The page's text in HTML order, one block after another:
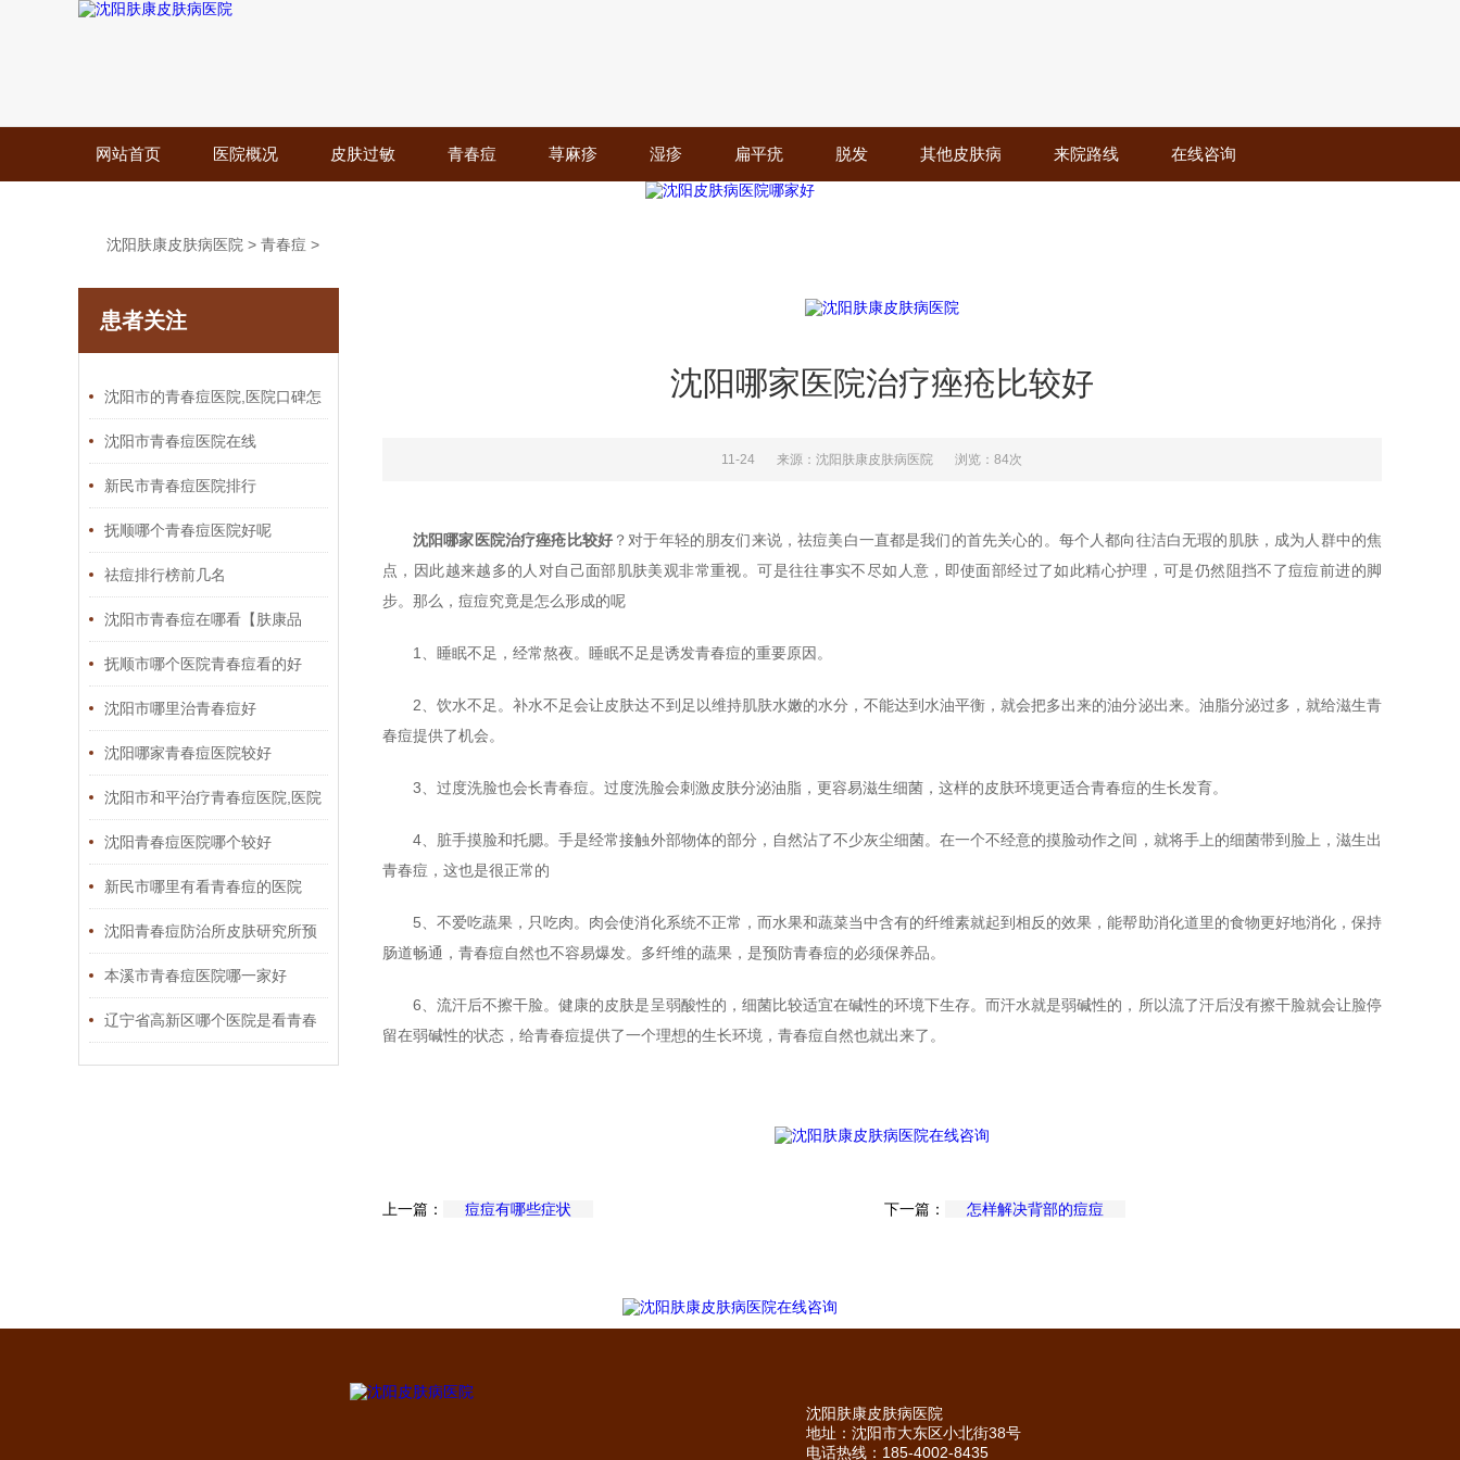
网站首页 医院概况 皮肤过敏 青春痘 荨麻疹 湿疹 扁平疣 脱发 其他皮肤病 来院路线 在线咨询
沈阳肤康皮肤病医院 > 青春痘 >
患者关注
沈阳市的青春痘医院,医院口碑怎
么样沈阳市青春痘医院在线
新民市青春痘医院排行
抚顺哪个青春痘医院好呢
祛痘排行榜前几名
沈阳市青春痘在哪看【肤康品
质】抚顺市哪个医院青春痘看的好
沈阳市哪里治青春痘好
沈阳哪家青春痘医院较好
沈阳市和平治疗青春痘医院,医院
口碑怎么样
沈阳青春痘医院哪个较好
新民市哪里有看青春痘的医院
沈阳青春痘防治所皮肤研究所预
约挂号
本溪市青春痘医院哪一家好
辽宁省高新区哪个医院是看青春
痘专科
沈阳哪家医院治疗痤疮比较好
11-24 来源：沈阳肤康皮肤病医院 浏览：84次
沈阳哪家医院治疗痤疮比较好 ？对于年轻的朋友们来说，祛痘美白一直都是我们的首先关心的。每个人都向往洁白无瑕的肌肤，成为人群中的焦
点，因此越来越多的人对自己面部肌肤美观非常重视。可是往往事实不尽如人意，即使面部经过了如此精心护理，可是仍然阻挡不了痘痘前进的脚
步。那么，痘痘究竟是怎么形成的呢
1、睡眠不足，经常熬夜。睡眠不足是诱发青春痘的重要原因。
2、饮水不足。补水不足会让皮肤达不到足以维持肌肤水嫩的水分，不能达到水油平衡，就会把多出来的油分泌出来。油脂分泌过多，就给滋生青
春痘提供了机会。
3、过度洗脸也会长青春痘。过度洗脸会刺激皮肤分泌油脂，更容易滋生细菌，这样的皮肤环境更适合青春痘的生长发育。
4、脏手摸脸和托腮。手是经常接触外部物体的部分，自然沾了不少灰尘细菌。在一个不经意的摸脸动作之间，就将手上的细菌带到脸上，滋生出
青春痘，这也是很正常的
5、不爱吃蔬果，只吃肉。肉会使消化系统不正常，而水果和蔬菜当中含有的纤维素就起到相反的效果，能帮助消化道里的食物更好地消化，保持
肠道畅通，青春痘自然也不容易爆发。多纤维的蔬果，是预防青春痘的必须保养品。
6、流汗后不擦干脸。健康的皮肤是呈弱酸性的，细菌比较适宜在碱性的环境下生存。而汗水就是弱碱性的，所以流了汗后没有擦干脸就会让脸停
留在弱碱性的状态，给青春痘提供了一个理想的生长环境，青春痘自然也就出来了。
上一篇： 痘痘有哪些症状 下一篇： 怎样解决背部的痘痘
沈阳肤康皮肤病医院
地址：沈阳市大东区小北街38号
电话热线：185-4002-8435